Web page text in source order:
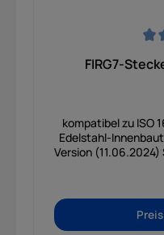
FIRG7-
kompatibel zu ISO
Edelstahl-
Version (11.06.2024) STUCCHI-M-FIRG7QVBK 1/4